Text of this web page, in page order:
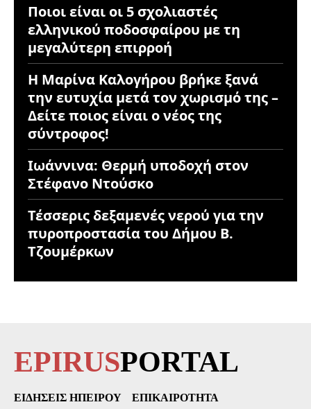
Ποιοι είναι οι 5 σχολιαστές
ελληνικού ποδοσφαίρου με τη
μεγαλύτερη επιρροή
Η Μαρίνα Καλογήρου βρήκε ξανά
την ευτυχία μετά τον χωρισμό της –
Δείτε ποιος είναι ο νέος της
σύντροφος!
Ιωάννινα: Θερμή υποδοχή στον
Στέφανο Ντούσκο
Τέσσερις δεξαμενές νερού για την
πυροπροστασία του Δήμου Β.
Τζουμέρκων
EPIRUSPORTAL
ΕΙΔΉΣΕΙΣ ΗΠΕΊΡΟΥ
ΕΠΙΚΑΙΡΌΤΗΤΑ